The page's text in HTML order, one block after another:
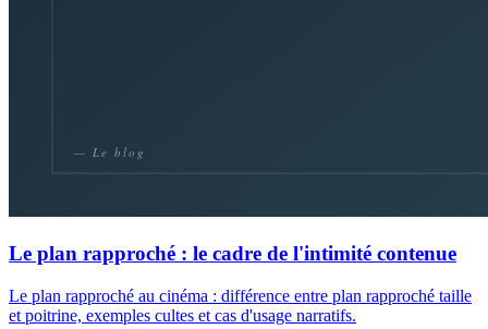
Le plan rapproché : le cadre de l'intimité contenue
Le plan rapproché au cinéma : différence entre plan rapproché taille
et poitrine, exemples cultes et cas d'usage narratifs.